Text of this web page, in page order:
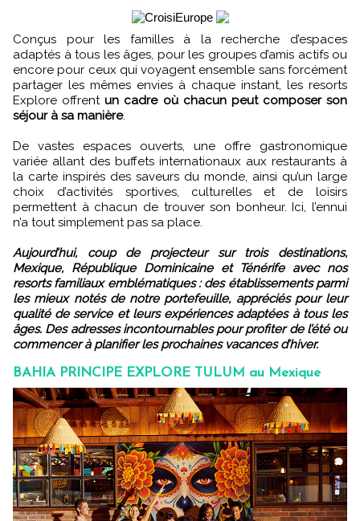
Conçus pour les familles à la recherche d’espaces
adaptés à tous les âges, pour les groupes d’amis actifs ou
encore pour ceux qui voyagent ensemble sans forcément
partager les mêmes envies à chaque instant, les resorts
Explore offrentun cadre où chacun peut composer son
séjour à sa manière.
De vastes espaces ouverts, une offre gastronomique
variée allant des buffets internationaux aux restaurants à
la carte inspirés des saveurs du monde, ainsi qu’un large
choix d’activités sportives, culturelles et de loisirs
permettent à chacun de trouver son bonheur. Ici, l’ennui
n’a tout simplement pas sa place.
Aujourd’hui, coup de projecteur sur trois destinations,
Mexique, République Dominicaine et Ténérife avec nos
resorts familiaux emblématiques : des établissements parmi
les mieux notés de notre portefeuille, appréciés pour leur
qualité de service et leurs expériences adaptées à tous les
âges. Des adresses incontournables pour profiter de l’été ou
commencer à planifier les prochaines vacances d’hiver.
BAHIA PRINCIPE EXPLORE TULUM au Mexique